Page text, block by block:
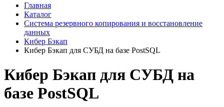
Главная
Каталог
Система резервного копирования и восстановление
данных
Кибер Бэкап
Кибер Бэкап для СУБД на базе PostSQL
Кибер Бэкап для СУБД на
базе PostSQL